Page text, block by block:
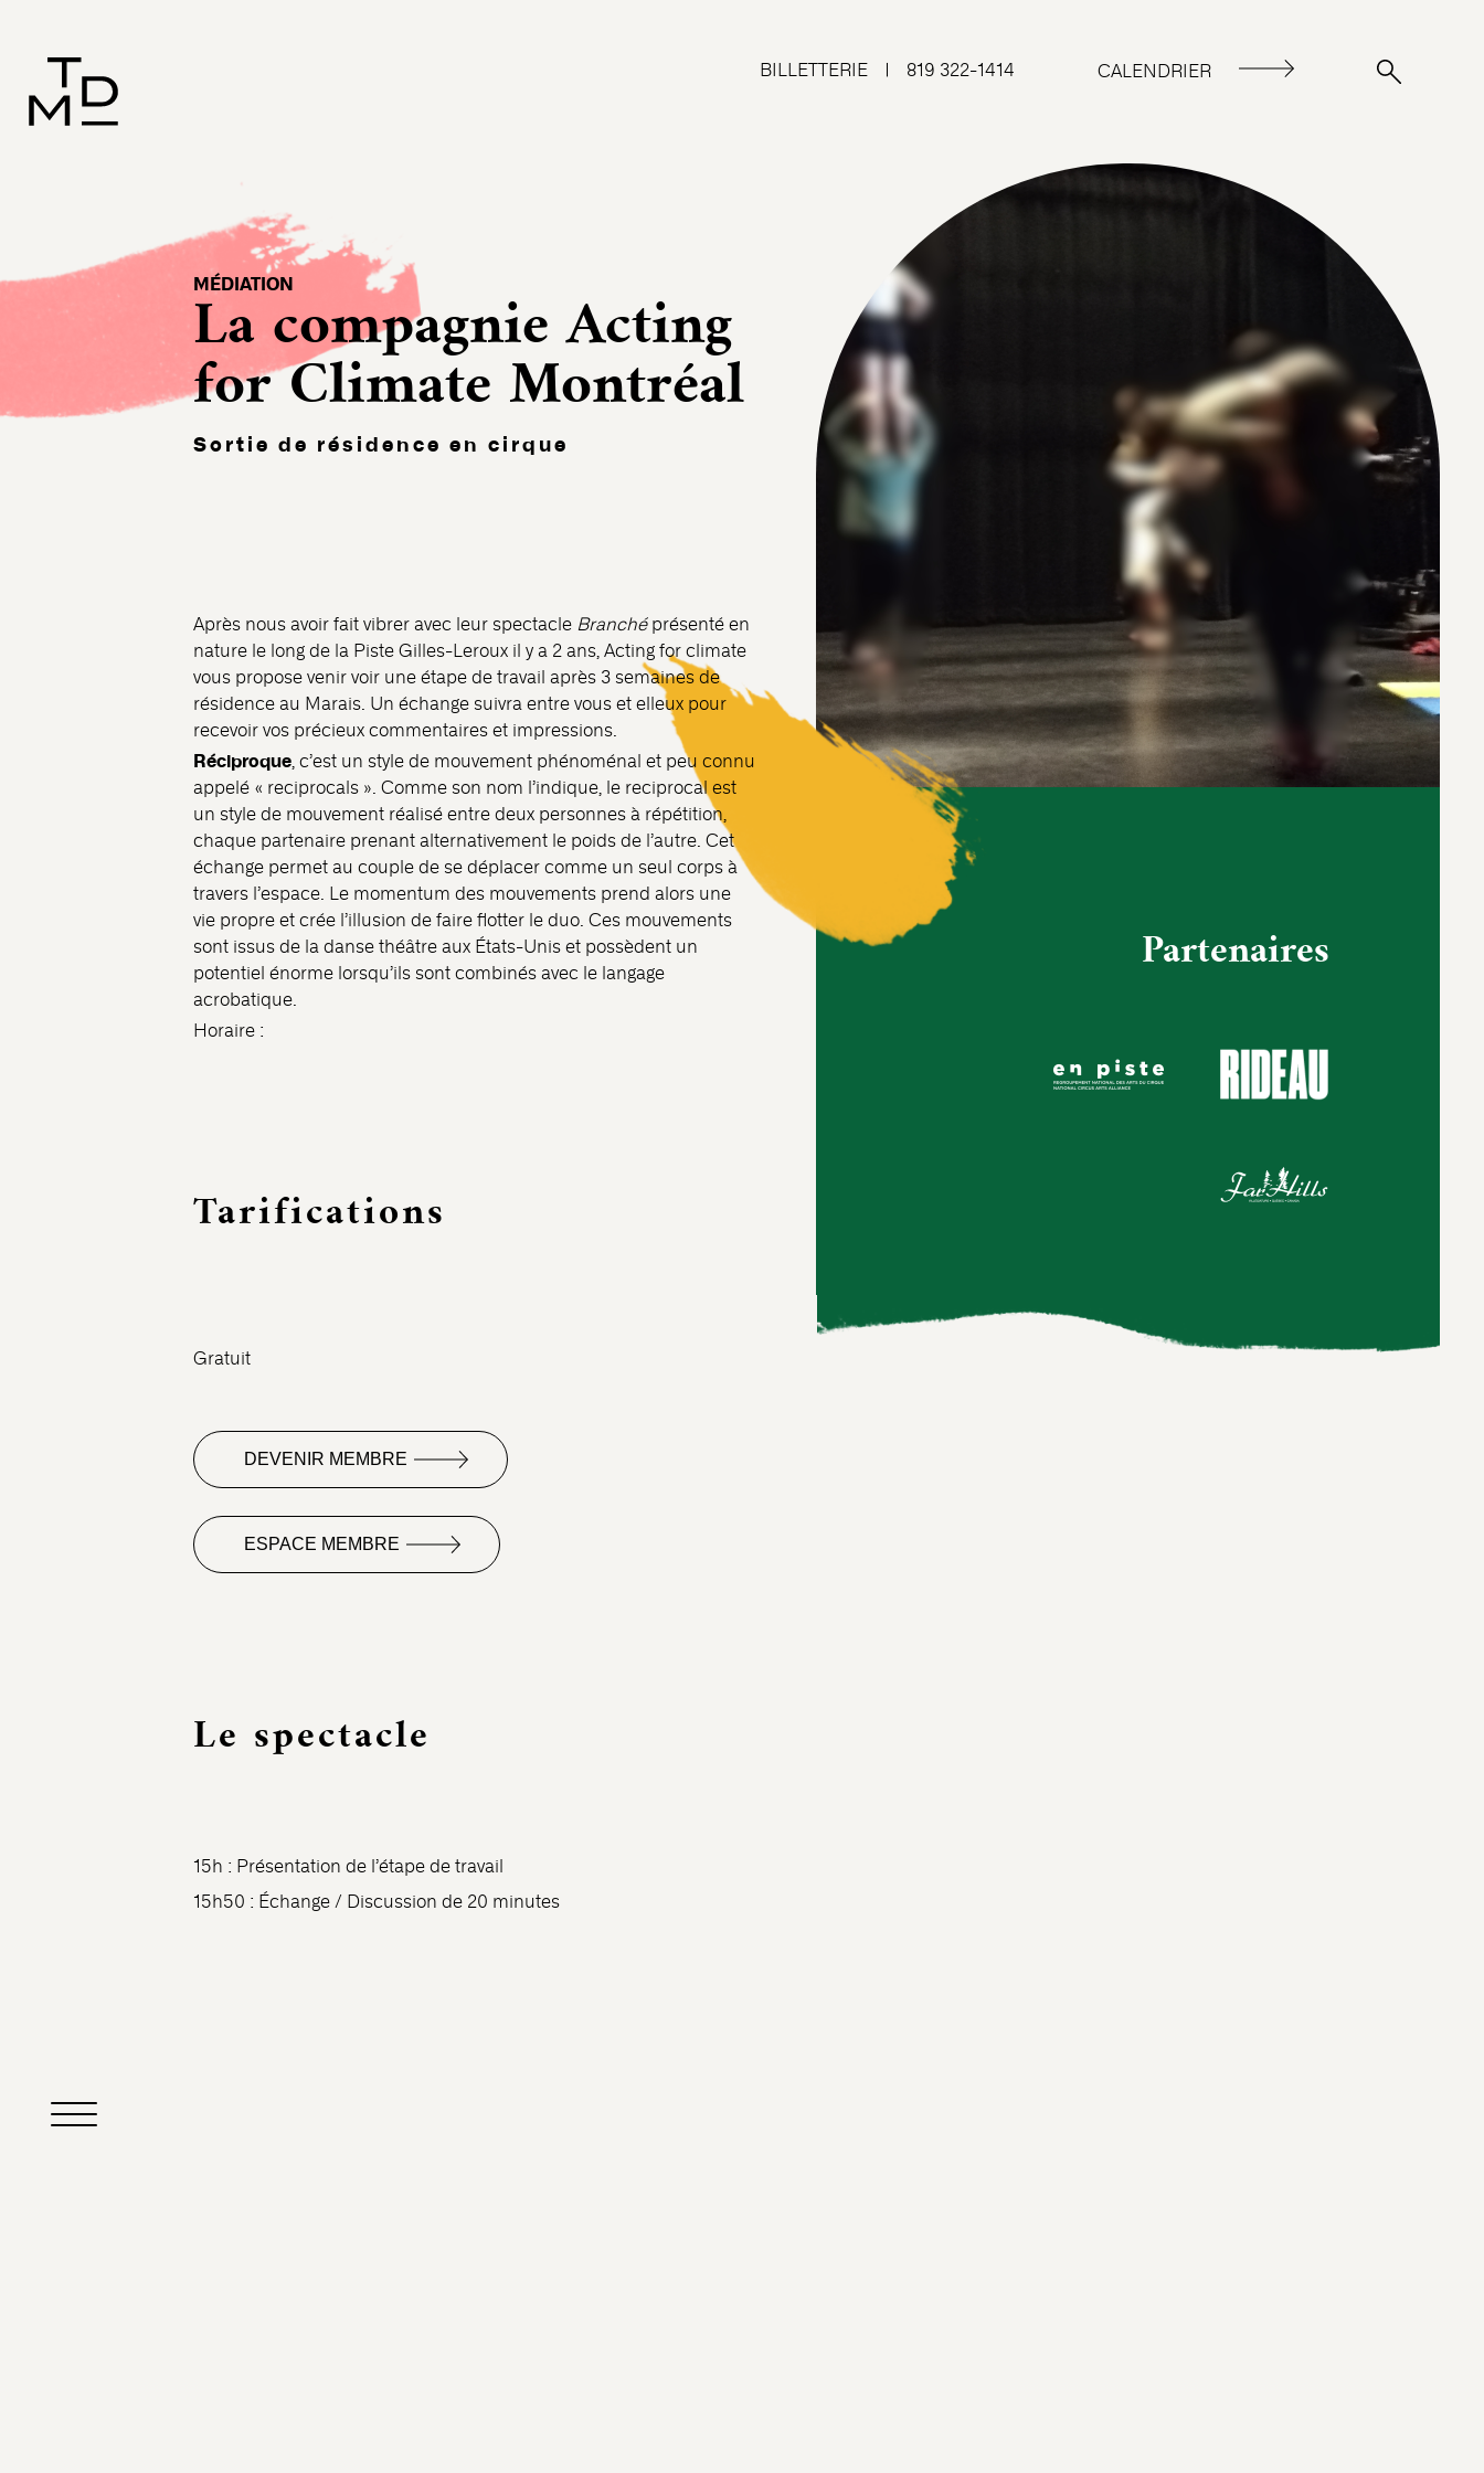
BILLETTERIE | 819 322-1414 CALENDRIER
MÉDIATION
La compagnie Acting
for Climate Montréal
Sortie de résidence en cirque
Après nous avoir fait vibrer avec leur spectacle Branchéprésenté en
nature le long de la Piste Gilles-Leroux il y a 2 ans, Acting for climate
vous propose venir voir une étape de travail après 3 semaines de
résidence au Marais. Un échange suivra entre vous et elleux pour
recevoir vos précieux commentaires et impressions.
Réciproque, c’est un style de mouvement phénoménal et peu connu
appelé « reciprocals ». Comme son nom l’indique, le reciprocal est
un style de mouvement réalisé entre deux personnes à répétition,
chaque partenaire prenant alternativement le poids de l’autre. Cet
échange permet au couple de se déplacer comme un seul corps à
travers l’espace. Le momentum des mouvements prend alors une
vie propre et crée l’illusion de faire flotter le duo. Ces mouvements
sont issus de la danse théâtre aux États-Unis et possèdent un
potentiel énorme lorsqu’ils sont combinés avec le langage
acrobatique.
Horaire :
Tarifications
Gratuit
DEVENIR MEMBRE
ESPACE MEMBRE
Partenaires
Le spectacle
15h : Présentation de l’étape de travail
15h50 : Échange / Discussion de 20 minutes